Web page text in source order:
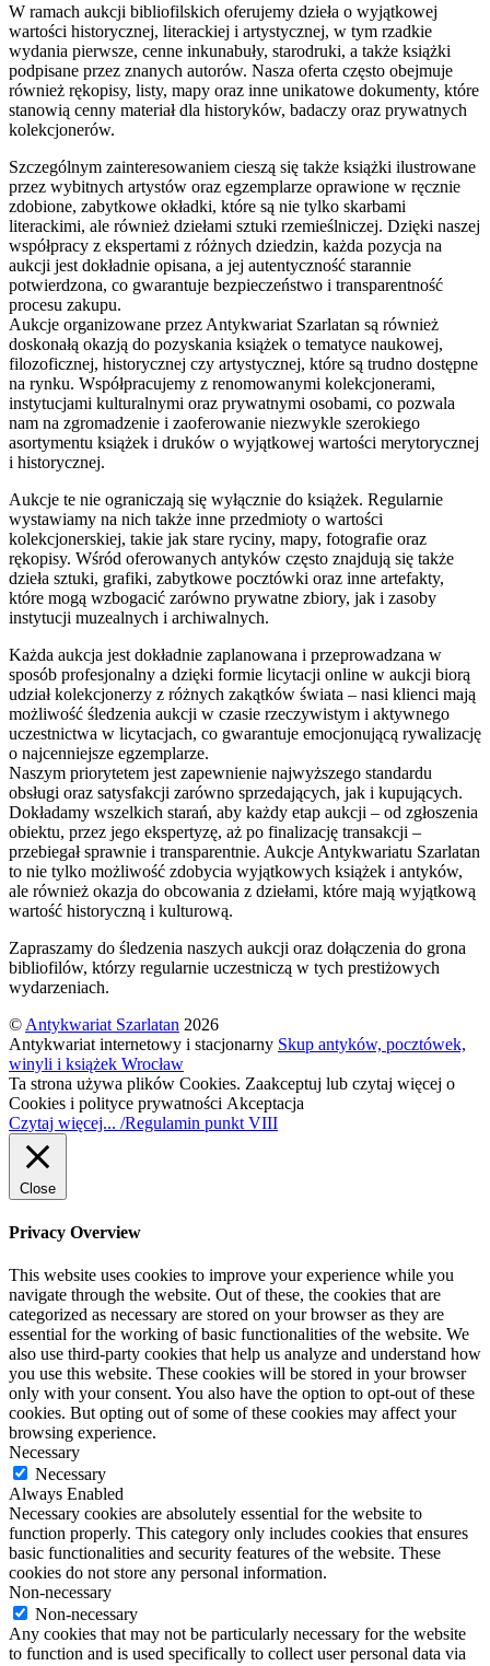
W ramach aukcji bibliofilskich oferujemy dzieła o wyjątkowej
wartości historycznej, literackiej i artystycznej, w tym rzadkie
wydania pierwsze, cenne inkunabuły, starodruki, a także książki
podpisane przez znanych autorów. Nasza oferta często obejmuje
również rękopisy, listy, mapy oraz inne unikatowe dokumenty, które
stanowią cenny materiał dla historyków, badaczy oraz prywatnych
kolekcjonerów.
Szczególnym zainteresowaniem cieszą się także książki ilustrowane
przez wybitnych artystów oraz egzemplarze oprawione w ręcznie
zdobione, zabytkowe okładki, które są nie tylko skarbami
literackimi, ale również dziełami sztuki rzemieślniczej. Dzięki naszej
współpracy z ekspertami z różnych dziedzin, każda pozycja na
aukcji jest dokładnie opisana, a jej autentyczność starannie
potwierdzona, co gwarantuje bezpieczeństwo i transparentność
procesu zakupu.
Aukcje organizowane przez Antykwariat Szarlatan są również
doskonałą okazją do pozyskania książek o tematyce naukowej,
filozoficznej, historycznej czy artystycznej, które są trudno dostępne
na rynku. Współpracujemy z renomowanymi kolekcjonerami,
instytucjami kulturalnymi oraz prywatnymi osobami, co pozwala
nam na zgromadzenie i zaoferowanie niezwykle szerokiego
asortymentu książek i druków o wyjątkowej wartości merytorycznej
i historycznej.
Aukcje te nie ograniczają się wyłącznie do książek. Regularnie
wystawiamy na nich także inne przedmioty o wartości
kolekcjonerskiej, takie jak stare ryciny, mapy, fotografie oraz
rękopisy. Wśród oferowanych antyków często znajdują się także
dzieła sztuki, grafiki, zabytkowe pocztówki oraz inne artefakty,
które mogą wzbogacić zarówno prywatne zbiory, jak i zasoby
instytucji muzealnych i archiwalnych.
Każda aukcja jest dokładnie zaplanowana i przeprowadzana w
sposób profesjonalny a dzięki formie licytacji online w aukcji biorą
udział kolekcjonerzy z różnych zakątków świata – nasi klienci mają
możliwość śledzenia aukcji w czasie rzeczywistym i aktywnego
uczestnictwa w licytacjach, co gwarantuje emocjonującą rywalizację
o najcenniejsze egzemplarze.
Naszym priorytetem jest zapewnienie najwyższego standardu
obsługi oraz satysfakcji zarówno sprzedających, jak i kupujących.
Dokładamy wszelkich starań, aby każdy etap aukcji – od zgłoszenia
obiektu, przez jego ekspertyzę, aż po finalizację transakcji –
przebiegał sprawnie i transparentnie. Aukcje Antykwariatu Szarlatan
to nie tylko możliwość zdobycia wyjątkowych książek i antyków,
ale również okazja do obcowania z dziełami, które mają wyjątkową
wartość historyczną i kulturową.
Zapraszamy do śledzenia naszych aukcji oraz dołączenia do grona
bibliofilów, którzy regularnie uczestniczą w tych prestiżowych
wydarzeniach.
© Antykwariat Szarlatan 2026
Antykwariat internetowy i stacjonarny Skup antyków, pocztówek,
winyli i książek Wrocław
Ta strona używa plików Cookies. Zaakceptuj lub czytaj więcej o
Cookies i polityce prywatności Akceptacja
Czytaj więcej... /Regulamin punkt VIII
Close
Privacy Overview
This website uses cookies to improve your experience while you
navigate through the website. Out of these, the cookies that are
categorized as necessary are stored on your browser as they are
essential for the working of basic functionalities of the website. We
also use third-party cookies that help us analyze and understand how
you use this website. These cookies will be stored in your browser
only with your consent. You also have the option to opt-out of these
cookies. But opting out of some of these cookies may affect your
browsing experience.
Necessary
Necessary
Always Enabled
Necessary cookies are absolutely essential for the website to
function properly. This category only includes cookies that ensures
basic functionalities and security features of the website. These
cookies do not store any personal information.
Non-necessary
Non-necessary
Any cookies that may not be particularly necessary for the website
to function and is used specifically to collect user personal data via